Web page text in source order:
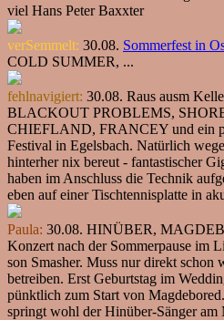
viel Hans Peter Baxxter
verSemmelt: 30.08. Sommerfest in
COLD SUMMER, ...
fehlnavigiert: 30.08. Raus ausm
BLACKOUT PROBLEMS,
CHIEFLAND, FRANCEY und ein
Festival in Egelsbach. Natürlich
hinterher nix bereut - fantastischer
haben im Anschluss die Technik
eben auf einer Tischtennisplatte in
Paula: 30.08. HINÜBER,
Konzert nach der Sommerpause im
son Smasher. Muss nur direkt schon
betreiben. Erst Geburtstag im
pünktlich zum Start von
springt wohl der Hinüber-Sänger